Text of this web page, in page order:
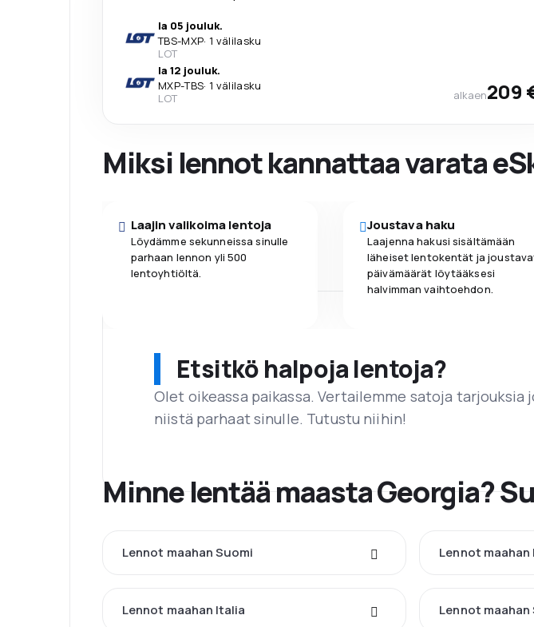
la 05 jouluk.
TBS-MXP· 1 välilasku
LOT
la 12 jouluk.
MXP-TBS· 1 välilasku
LOT
alkaen209
Miksi lennot kannattaa varata
Laajin valikoima lentoja
Löydämme sekunneissa sinulle
parhaan lennon yli 500
lentoyhtiöltä.
Joustava haku
Laajenna hakusi sisältämään
läheiset lentokentät ja
päivämäärät löytääksesi
halvimman vaihtoehdon.
Etsitkö halpoja lentoja?
Olet oikeassa paikassa. Vertailemme satoja tarjouksia
niistä parhaat sinulle. Tutustu niihin!
Minne lentää maasta Georgia?
Lennot maahan Suomi Lennot maahan
Lennot maahan Italia Lennot maahan